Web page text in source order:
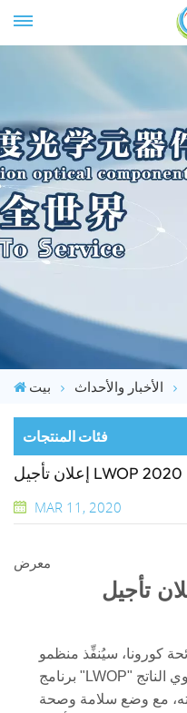
بيت الأخبار والأحداث
فئات المنتجات
إعلان تأجيل LWOP 2020
MAR 11, 2020
معرض
كورونا، سيُنفِّذ منظمو
برنامج "LWOP" إجراءات الوقاية من الالتهاب الرئوي الناتج
مع وضع سلامة وصحة